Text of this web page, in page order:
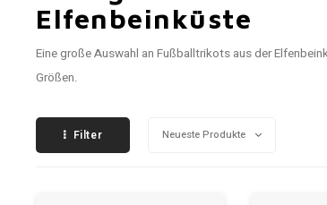
Elfenbeinküste
Eine große Auswahl an Fußballtrikots aus der
Größen.
Filter Neueste Produkte